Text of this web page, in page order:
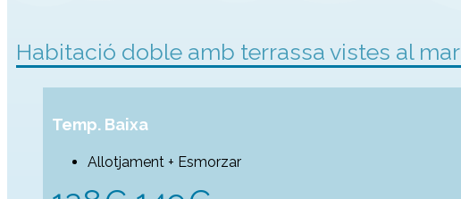
Habitació doble amb terrassa vistes al mar
Temp. Baixa
Allotjament + Esmorzar